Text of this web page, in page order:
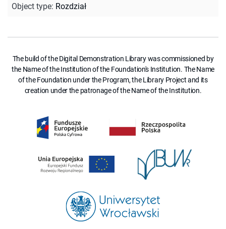
Object type: Rozdział
The build of the Digital Demonstration Library was commissioned by
the Name of the Institution of the Foundation's Institution. The Name
of the Foundation under the Program, the Library Project and its
creation under the patronage of the Name of the Institution.